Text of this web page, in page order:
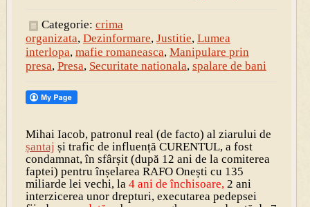
Categorie: crima
organizata, Dezinformare, Justitie, Lumea
interlopa, mafie romaneasca, Manipulare prin
presa, Presa, Securitate nationala, spalare de bani
Mihai Iacob, patronul real (de facto) al ziarului de
șantaj și trafic de influență CURENTUL, a fost
condamnat, în sfârșit (după 12 ani de la comiterea
faptei) pentru înșelarea RAFO Onești cu 135
miliarde lei vechi, la 4 ani de închisoare,2 ani
interzicerea unor drepturi, executarea pedepsei